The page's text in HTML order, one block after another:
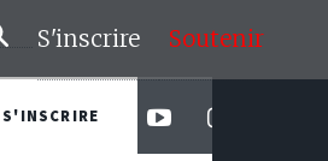
S'inscrire Soutenir
S'INSCRIRE